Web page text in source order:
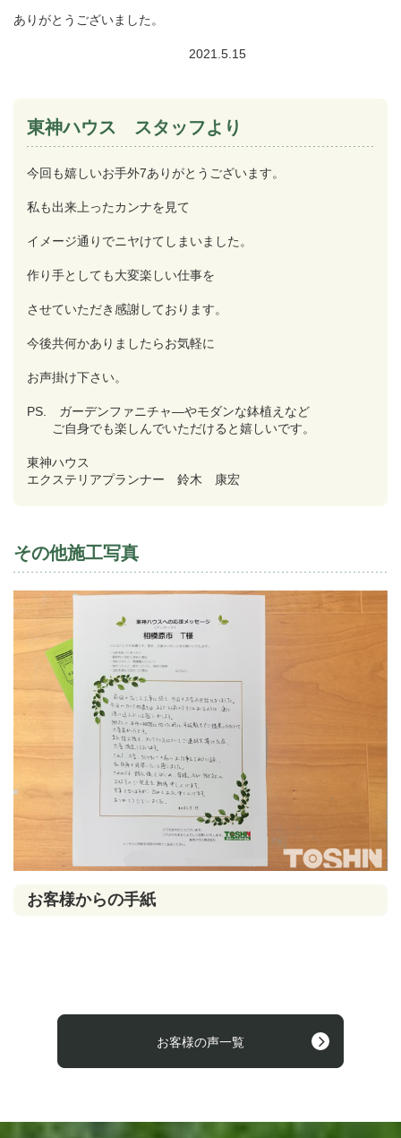
ありがとうございました。
2021.5.15
東神ハウス スタッフより
今回も嬉しいお手外7ありがとうございます。
私も出来上ったカンナを見て
イメージ通りでニヤけてしまいました。
作り手としても大変楽しい仕事を
させていただき感謝しております。
今後共何かありましたらお気軽に
お声掛け下さい。
PS. ガーデンファニチャ―やモダンな鉢植えなど
ご自身でも楽しんでいただけると嬉しいです。
東神ハウス
エクステリアプランナー 鈴木 康宏
その他施工写真
お客様からの手紙
お客様の声一覧